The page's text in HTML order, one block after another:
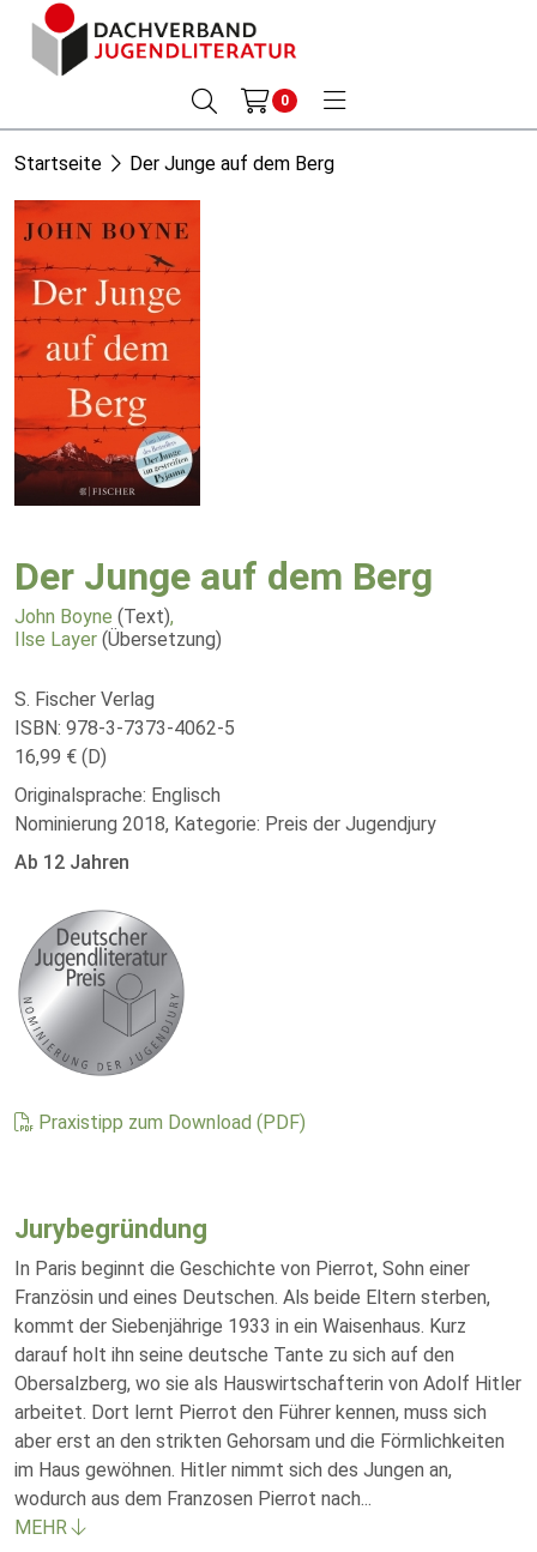
0
Startseite Der Junge auf dem Berg
Der Junge auf dem Berg
John Boyne (Text),
Ilse Layer (Übersetzung)
S. Fischer Verlag
ISBN: 978-3-7373-4062-5
16,99 € (D)
Originalsprache: Englisch
Nominierung 2018, Kategorie: Preis der Jugendjury
Ab 12 Jahren
Praxistipp zum Download (PDF)
Jurybegründung
In Paris beginnt die Geschichte von Pierrot, Sohn einer
Französin und eines Deutschen. Als beide Eltern sterben,
kommt der Siebenjährige 1933 in ein Waisenhaus. Kurz
darauf holt ihn seine deutsche Tante zu sich auf den
Obersalzberg, wo sie als Hauswirtschafterin von Adolf Hitler
arbeitet. Dort lernt Pierrot den Führer kennen, muss sich
aber erst an den strikten Gehorsam und die Förmlichkeiten
im Haus gewöhnen. Hitler nimmt sich des Jungen an,
wodurch aus dem Franzosen Pierrot nach...
MEHR